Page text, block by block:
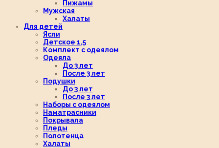
Пижамы
Мужская
Халаты
Для детей
Ясли
Детское 1,5
Комплект с одеялом
Одеяла
До 3 лет
После 3 лет
Подушки
До 3 лет
После 3 лет
Наборы с одеялом
Наматрасники
Покрывала
Пледы
Полотенца
Халаты